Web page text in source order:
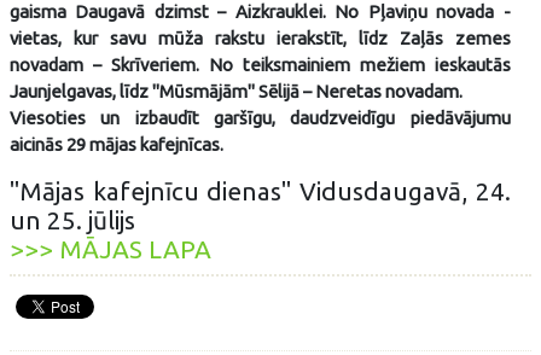
gaisma Daugavā dzimst – Aizkrauklei. No Pļaviņu novada -
vietas, kur savu mūža rakstu ierakstīt, līdz Zaļās zemes
novadam – Skrīveriem. No teiksmainiem mežiem ieskautās
Jaunjelgavas, līdz "Mūsmājām" Sēlijā – Neretas novadam.
Viesoties un izbaudīt garšīgu, daudzveidīgu piedāvājumu
aicinās 29 mājas kafejnīcas.
"Mājas kafejnīcu dienas" Vidusdaugavā, 24.
un 25. jūlijs
>>> MĀJAS LAPA